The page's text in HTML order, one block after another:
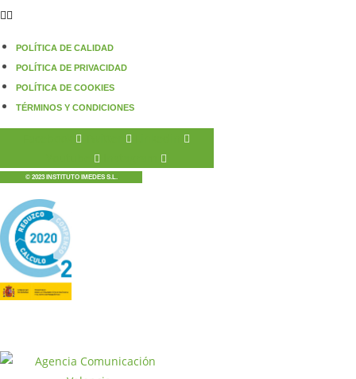
POLÍTICA DE CALIDAD
POLÍTICA DE PRIVACIDAD
POLÍTICA DE COOKIES
TÉRMINOS Y CONDICIONES
© 2023 INSTITUTO IMEDES S.L.